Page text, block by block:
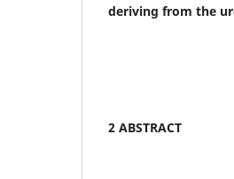
deriving from the
2 ABSTRACT